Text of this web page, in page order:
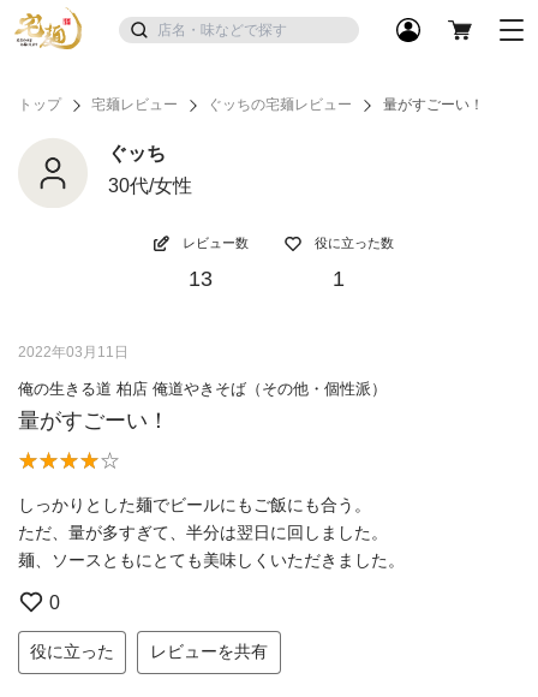
トップ 宅麺レビュー ぐッちの宅麺レビュー 量がすごーい！
ぐッち
30代/女性
レビュー数
13
役に立った数
1
2022年03月11日
俺の生きる道 柏店 俺道やきそば（その他・個性派）
量がすごーい！
しっかりとした麺でビールにもご飯にも合う。
ただ、量が多すぎて、半分は翌日に回しました。
麺、ソースともにとても美味しくいただきました。
0
役に立った レビューを共有